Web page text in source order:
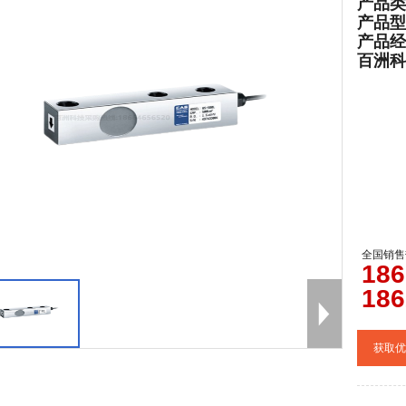
产品
产品
产品
百洲
全国销
获取